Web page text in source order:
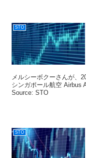
STO
メルシーボクーさんが、
シンガポール航空 Airbus
Source: STO
STO